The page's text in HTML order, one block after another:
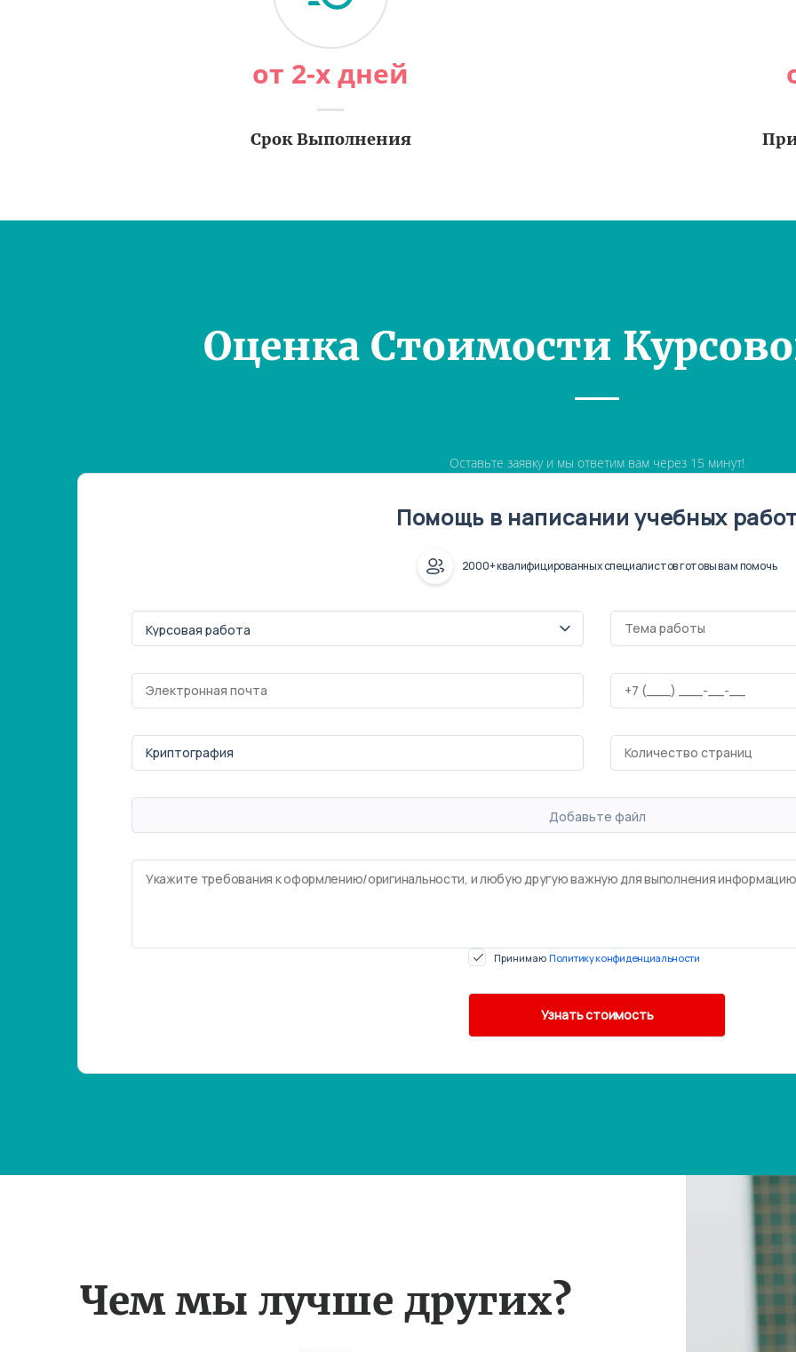
от 2-х дней
Срок Выполнения
Оценка Стоимости
Оставьте заявку и мы ответим вам через 15 минут!
Помощь в написании учебных
2000+ квалифицированных специалистов готовы вам помочь
Добавьте файл
Принимаю Политику конфиденциальности
Чем мы лучше других?